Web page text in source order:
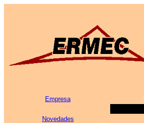
Empresa
Novedades